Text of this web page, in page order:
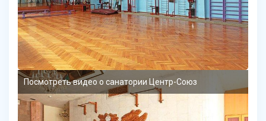
Посмотреть видео о санатории Центр-Союз